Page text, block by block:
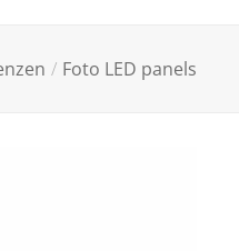
/ Foto LED panels